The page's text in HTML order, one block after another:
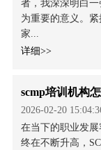
者，我深深明白
为重要的意义。
家...
详细>>
scmp培训机构
2026-02-20
在当下的职业发
终在不断升高，